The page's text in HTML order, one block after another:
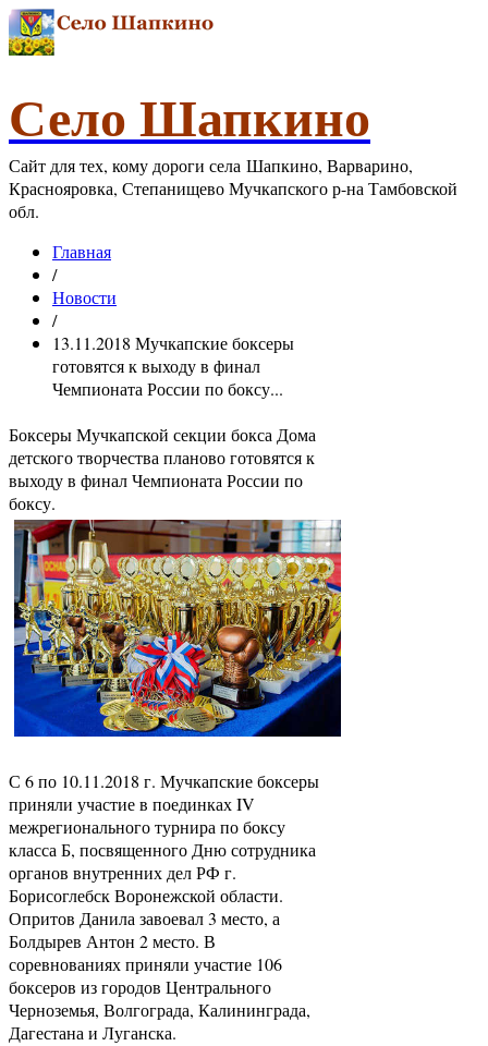
Село Шапкино
Сайт для тех, кому дороги села Шапкино, Варварино,
Краснояровка, Степанищево Мучкапского р-на Тамбовской
обл.
Главная
/
Новости
/
13.11.2018 Мучкапские боксеры
готовятся к выходу в финал
Чемпионата России по боксу...
Боксеры Мучкапской секции бокса Дома
детского творчества планово готовятся к
выходу в финал Чемпионата России по
боксу.
С 6 по 10.11.2018 г. Мучкапские боксеры
приняли участие в поединках IV
межрегионального турнира по боксу
класса Б, посвященного Дню сотрудника
органов внутренних дел РФ г.
Борисоглебск Воронежской области.
Опритов Данила завоевал 3 место, а
Болдырев Антон 2 место. В
соревнованиях приняли участие 106
боксеров из городов Центрального
Черноземья, Волгограда, Калининграда,
Дагестана и Луганска.